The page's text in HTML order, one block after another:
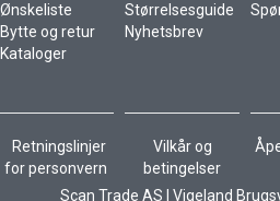
Ønskeliste
Bytte og retur
Kataloger
Størrelsesguide
Nyhetsbrev
Retningslinjer
for personvern
Vilkår og
betingelser
Scan Trade AS I Vigeland